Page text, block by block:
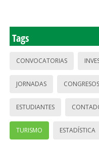
Tags
CONVOCATORIAS
JORNADAS CONGRESOS
ESTUDIANTES
TURISMO ESTADÍSTICA